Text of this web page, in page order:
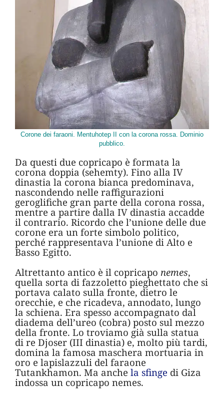
Corone dei faraoni. Mentuhotep II con la corona rossa. Dominio
pubblico.
Da questi due copricapo è formata la
corona doppia (sehemty). Fino alla IV
dinastia la corona bianca predominava,
nascondendo nelle raffigurazioni
geroglifiche gran parte della corona rossa,
mentre a partire dalla IV dinastia accadde
il contrario. Ricordo che l’unione delle due
corone era un forte simbolo politico,
perché rappresentava l’unione di Alto e
Basso Egitto.
Altrettanto antico è il copricapo nemes,
quella sorta di fazzoletto pieghettato che si
portava calato sulla fronte, dietro le
orecchie, e che ricadeva, annodato, lungo
la schiena. Era spesso accompagnato dal
diadema dell’ureo (cobra) posto sul mezzo
della fronte. Lo troviamo già sulla statua
di re Djoser (III dinastia) e, molto più tardi,
domina la famosa maschera mortuaria in
oro e lapislazzuli del faraone
Tutankhamon. Ma anche la sfinge di Giza
indossa un copricapo nemes.